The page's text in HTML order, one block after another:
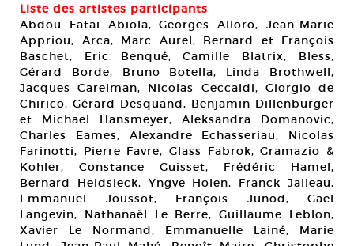
Liste des artistes participants
Abdou Fataï Abiola, Georges Alloro, Jean-Marie
Appriou, Arca, Marc Aurel, Bernard et François
Baschet, Eric Benqué, Camille Blatrix, Bless,
Gérard Borde, Bruno Botella, Linda Brothwell,
Jacques Carelman, Nicolas Ceccaldi, Giorgio de
Chirico, Gérard Desquand, Benjamin Dillenburger
et Michael Hansmeyer, Aleksandra Domanovic,
Charles Eames, Alexandre Echasseriau, Nicolas
Farinotti, Pierre Favre, Glass Fabrok, Gramazio &
Kohler, Constance Guisset, Frédéric Hamel,
Bernard Heidsieck, Yngve Holen, Franck Jalleau,
Emmanuel Joussot, François Junod, Gaël
Langevin, Nathanaël Le Berre, Guillaume Leblon,
Xavier Le Normand, Emmanuelle Lainé, Marie